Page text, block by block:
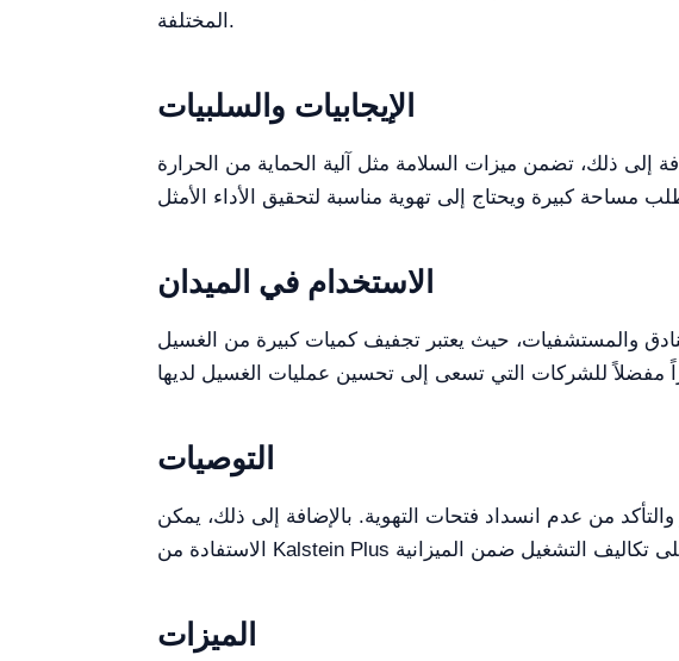
المختلفة.
الإيجابيات والسلبيات
الطاقة. بالإضافة إلى ذلك، تضمن ميزات السلامة مثل آلية الحماية من الحرارة
الاستخدام في الميدان
والمستشفيات، حيث يعتبر تجفيف كميات كبيرة من الغسيل
التوصيات
من عدم انسداد فتحات التهوية. بالإضافة إلى ذلك، يمكن
الميزات